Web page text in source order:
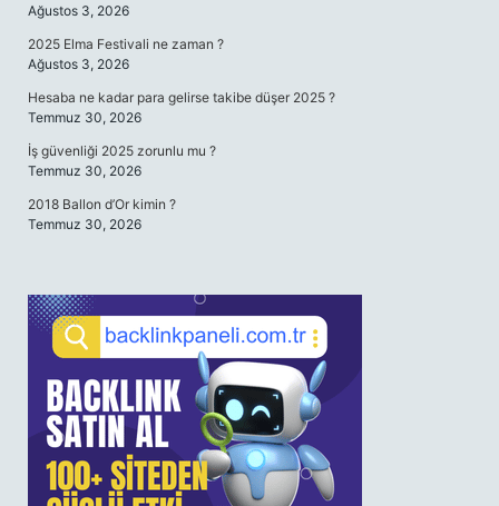
Ağustos 3, 2026
2025 Elma Festivali ne zaman ?
Ağustos 3, 2026
Hesaba ne kadar para gelirse takibe düşer 2025 ?
Temmuz 30, 2026
İş güvenliği 2025 zorunlu mu ?
Temmuz 30, 2026
2018 Ballon d’Or kimin ?
Temmuz 30, 2026